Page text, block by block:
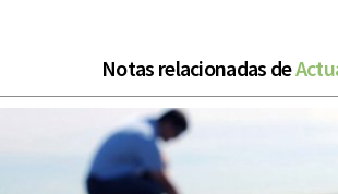
Notas relacionadas de